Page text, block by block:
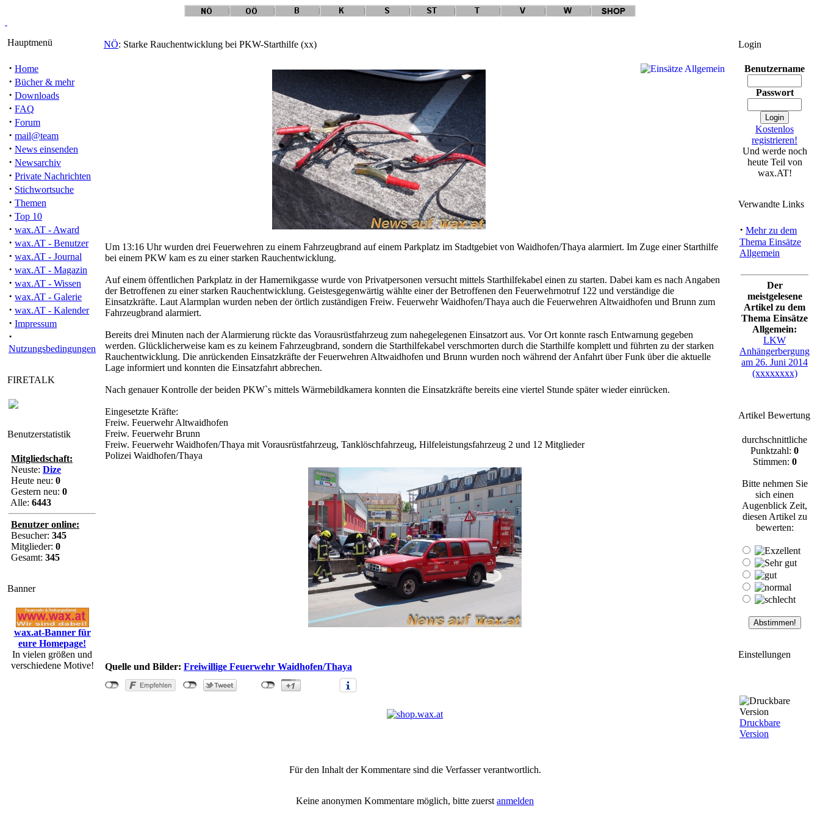
Hauptmenü
· Home
· Bücher & mehr
· Downloads
· FAQ
· Forum
· mail@team
· News einsenden
· Newsarchiv
· Private Nachrichten
· Stichwortsuche
· Themen
· Top 10
· wax.AT - Award
· wax.AT - Benutzer
· wax.AT - Journal
· wax.AT - Magazin
· wax.AT - Wissen
· wax.AT - Galerie
· wax.AT - Kalender
· Impressum
·
Nutzungsbedingungen
FIRETALK
Benutzerstatistik
Mitgliedschaft:
Neuste: Dize
Heute neu: 0
Gestern neu: 0
Alle: 6443
Benutzer online:
Besucher: 345
Mitglieder: 0
Gesamt: 345
Banner
wax.at-Banner für
eure Homepage!
In vielen größen und
verschiedene Motive!
NÖ: Starke Rauchentwicklung bei PKW-Starthilfe (xx)
Um 13:16 Uhr wurden drei Feuerwehren zu einem Fahrzeugbrand auf einem Parkplatz im Stadtgebiet von Waidhofen/Thaya alarmiert. Im Zuge einer Starthilfe
bei einem PKW kam es zu einer starken Rauchentwicklung.
Auf einem öffentlichen Parkplatz in der Hamernikgasse wurde von Privatpersonen versucht mittels Starthilfekabel einen zu starten. Dabei kam es nach Angaben
der Betroffenen zu einer starken Rauchentwicklung. Geistesgegenwärtig wählte einer der Betroffenen den Feuerwehrnotruf 122 und verständige die
Einsatzkräfte. Laut Alarmplan wurden neben der örtlich zuständigen Freiw. Feuerwehr Waidhofen/Thaya auch die Feuerwehren Altwaidhofen und Brunn zum
Fahrzeugbrand alarmiert.
Bereits drei Minuten nach der Alarmierung rückte das Vorausrüstfahrzeug zum nahegelegenen Einsatzort aus. Vor Ort konnte rasch Entwarnung gegeben
werden. Glücklicherweise kam es zu keinem Fahrzeugbrand, sondern die Starthilfekabel verschmorten durch die Starthilfe komplett und führten zu der starken
Rauchentwicklung. Die anrückenden Einsatzkräfte der Feuerwehren Altwaidhofen und Brunn wurden noch während der Anfahrt über Funk über die aktuelle
Lage informiert und konnten die Einsatzfahrt abbrechen.
Nach genauer Kontrolle der beiden PKW`s mittels Wärmebildkamera konnten die Einsatzkräfte bereits eine viertel Stunde später wieder einrücken.
Eingesetzte Kräfte:
Freiw. Feuerwehr Altwaidhofen
Freiw. Feuerwehr Brunn
Freiw. Feuerwehr Waidhofen/Thaya mit Vorausrüstfahrzeug, Tanklöschfahrzeug, Hilfeleistungsfahrzeug 2 und 12 Mitglieder
Polizei Waidhofen/Thaya
Quelle und Bilder: Freiwillige Feuerwehr Waidhofen/Thaya
Für den Inhalt der Kommentare sind die Verfasser verantwortlich.
Keine anonymen Kommentare möglich, bitte zuerst anmelden
Login
Benutzername
Passwort
Kostenlos
registrieren!
Und werde noch
heute Teil von
wax.AT!
Verwandte Links
· Mehr zu dem
Thema Einsätze
Allgemein
Der
meistgelesene
Artikel zu dem
Thema Einsätze
Allgemein:
LKW
Anhängerbergung
am 26. Juni 2014
(xxxxxxxx)
Artikel Bewertung
durchschnittliche
Punktzahl: 0
Stimmen: 0
Bitte nehmen Sie
sich einen
Augenblick Zeit,
diesen Artikel zu
bewerten:
Einstellungen
Druckbare
Version